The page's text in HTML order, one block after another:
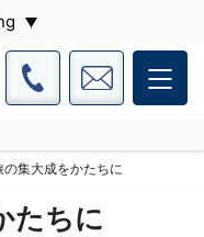
の集大成をかたちに
たちに